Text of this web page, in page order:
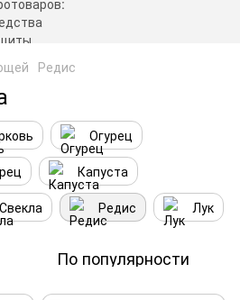
Редис
Огурец
Капуста
Свекла Редис Лук
По популярности